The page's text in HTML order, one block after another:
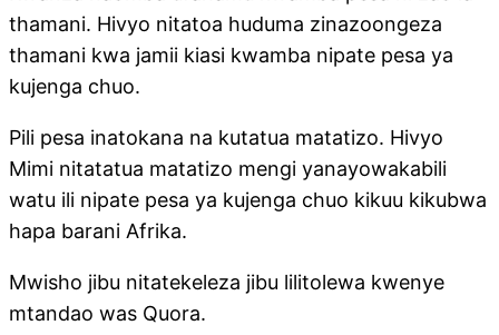
thamani. Hivyo nitatoa huduma zinazoongeza
thamani kwa jamii kiasi kwamba nipate pesa ya
kujenga chuo.
Pili pesa inatokana na kutatua matatizo. Hivyo
Mimi nitatatua matatizo mengi yanayowakabili
watu ili nipate pesa ya kujenga chuo kikuu kikubwa
hapa barani Afrika.
Mwisho jibu nitatekeleza jibu lilitolewa kwenye
mtandao was Quora.